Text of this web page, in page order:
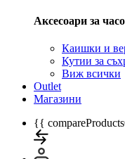
Аксесоари за
Каишки и
Кутии за
Виж всички
Outlet
Магазини
{{